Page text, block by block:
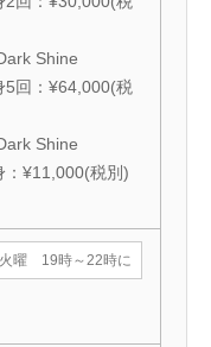
Shine
5回：¥64,000(税
Shine
：¥11,000(税別)